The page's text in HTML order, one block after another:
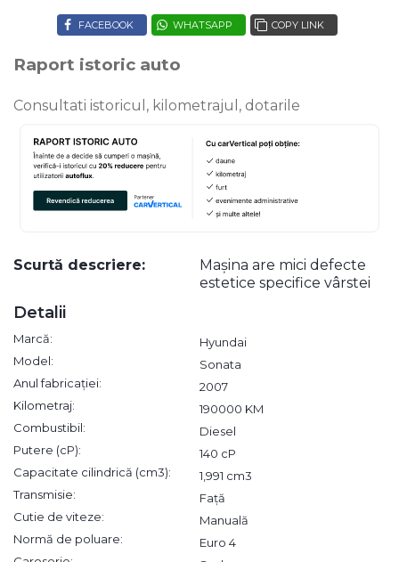
FACEBOOK WHATSAPP COPY LINK
Raport istoric auto
Consultati istoricul, kilometrajul, dotarile
Scurtă descriere:
Mașina are mici defecte
estetice specifice vârstei
Detalii
Marcă:
Hyundai
Model:
Sonata
Anul fabricației:
2007
Kilometraj:
190000 KM
Combustibil:
Diesel
Putere (cP):
140 cP
Capacitate cilindrică (cm3):
1,991 cm3
Transmisie:
Față
Cutie de viteze:
Manuală
Normă de poluare:
Euro 4